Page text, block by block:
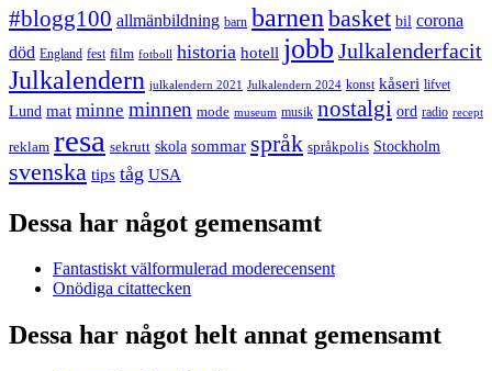
#blogg100 allmänbildning barn barnen basket bil corona
död England fest film fotboll historia hotell jobb Julkalenderfacit
Julkalendern julkalendern 2021 Julkalendern 2024 konst kåseri lifvet
Lund mat minne minnen mode museum musik nostalgi ord radio recept
reklam resa sekrutt skola sommar språk språkpolis Stockholm
svenska tips tåg USA
Dessa har något gemensamt
Fantastiskt välformulerad moderecensent
Onödiga citattecken
Dessa har något helt annat gemensamt